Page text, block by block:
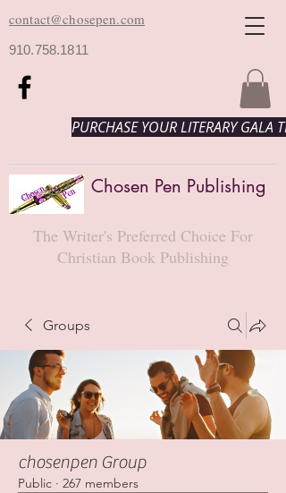
contact@chosepen.com
910.758.1811
PURCHASE YOUR LITERARY GALA
Chosen Pen Publishing
The Writer's Preferred Choice For
Christian Book Publishing
Groups
chosenpen Group
Public · 267 members